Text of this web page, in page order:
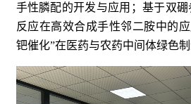
手性膦配的开发与应用；基于双
反应在高效合成手性邻二胺中的
钯催化”在医药与农药中间体绿色制